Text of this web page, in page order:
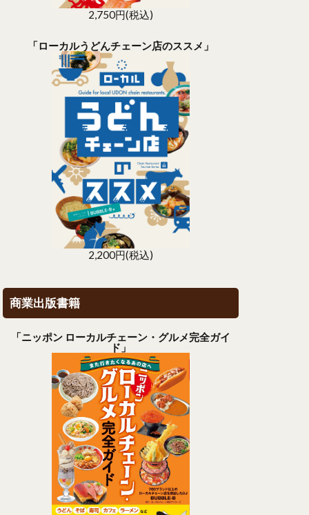
2,750円(税込)
「ローカルうどんチェーン店のススメ」
2,200円(税込)
商業出版書籍
「ニッポン ローカルチェーン・グルメ完全ガイ
ド」